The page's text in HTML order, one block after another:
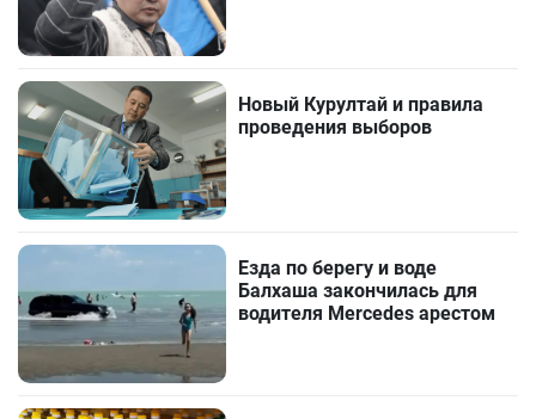
Новый Курултай и правила
проведения выборов
Езда по берегу и воде
Балхаша закончилась для
водителя Mercedes арестом